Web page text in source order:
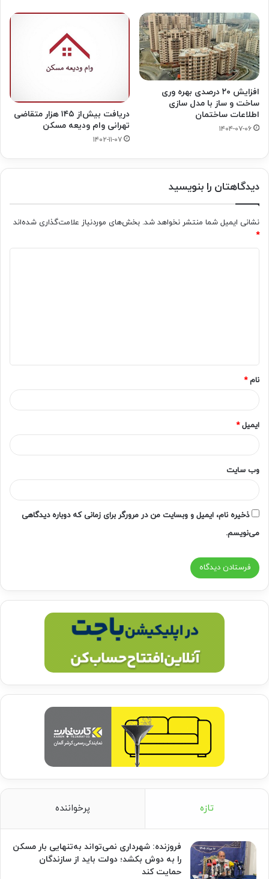
افزایش ۲۰ درصدی بهره وری
ساخت و ساز با مدل سازی
اطلاعات ساختمان
۱۴۰۴-۰۷-۰۶
دریافت بیش‌از ۱۴۵ هزار متقاضی
تهرانی وام ودیعه مسکن
۱۴۰۲-۱۱-۰۷
دیدگاهتان را بنویسید
نشانی ایمیل شما منتشر نخواهد شد. بخش‌های موردنیاز علامت‌گذاری شده‌اند
*
*
نام*
ایمیل*
وب‌ سایت
ذخیره نام، ایمیل و وبسایت من در مرورگر برای زمانی که دوباره دیدگاهی
می‌نویسم.
تازه پرخواننده
فروزنده: شهرداری نمی‌تواند به‌تنهایی بار مسکن
را به دوش بکشد؛ دولت باید از سازندگان
حمایت کند